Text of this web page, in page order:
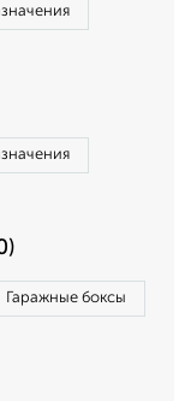
Гаражные боксы